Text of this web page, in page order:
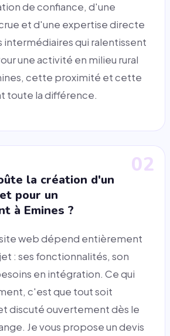
de confiance, d'une
et d'une expertise directe
intermédiaires qui ralentissent
une activité en milieu rural
cette proximité et cette
toute la différence.
02
la création d'un
pour un
à Emines ?
web dépend entièrement
: ses fonctionnalités, son
en intégration. Ce qui
c'est que tout soit
discuté ouvertement dès le
Je vous propose un devis